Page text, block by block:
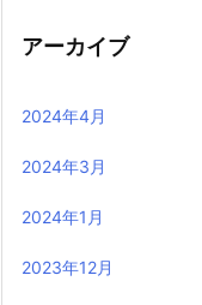
アーカイブ
2024年4月
2024年3月
2024年1月
2023年12月